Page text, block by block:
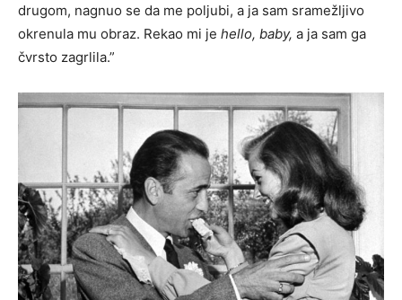
drugom, nagnuo se da me poljubi, a ja sam sramežljivo
okrenula mu obraz. Rekao mi je hello, baby, a ja sam ga
čvrsto zagrlila.”